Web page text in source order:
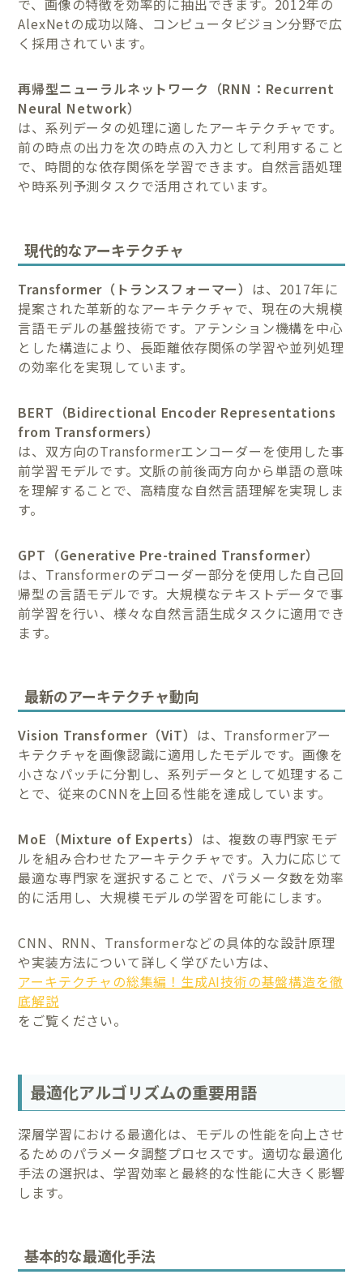
で、画像の特徴を効率的に抽出できます。2012年の
AlexNetの成功以降、コンピュータビジョン分野で広
く採用されています。
再帰型ニューラルネットワーク（RNN：Recurrent
Neural Network）
は、系列データの処理に適したアーキテクチャです。
前の時点の出力を次の時点の入力として利用すること
で、時間的な依存関係を学習できます。自然言語処理
や時系列予測タスクで活用されています。
現代的なアーキテクチャ
Transformer（トランスフォーマー） は、2017年に
提案された革新的なアーキテクチャで、現在の大規模
言語モデルの基盤技術です。アテンション機構を中心
とした構造により、長距離依存関係の学習や並列処理
の効率化を実現しています。
BERT（Bidirectional Encoder Representations
from Transformers）
は、双方向のTransformerエンコーダーを使用した事
前学習モデルです。文脈の前後両方向から単語の意味
を理解することで、高精度な自然言語理解を実現しま
す。
GPT（Generative Pre-trained Transformer）
は、Transformerのデコーダー部分を使用した自己回
帰型の言語モデルです。大規模なテキストデータで事
前学習を行い、様々な自然言語生成タスクに適用でき
ます。
最新のアーキテクチャ動向
Vision Transformer（ViT） は、Transformerアー
キテクチャを画像認識に適用したモデルです。画像を
小さなパッチに分割し、系列データとして処理するこ
とで、従来のCNNを上回る性能を達成しています。
MoE（Mixture of Experts） は、複数の専門家モデ
ルを組み合わせたアーキテクチャです。入力に応じて
最適な専門家を選択することで、パラメータ数を効率
的に活用し、大規模モデルの学習を可能にします。
CNN、RNN、Transformerなどの具体的な設計原理
や実装方法について詳しく学びたい方は、
アーキテクチャの総集編！生成AI技術の基盤構造を徹
底解説
をご覧ください。
最適化アルゴリズムの重要用語
深層学習における最適化は、モデルの性能を向上させ
るためのパラメータ調整プロセスです。適切な最適化
手法の選択は、学習効率と最終的な性能に大きく影響
します。
基本的な最適化手法